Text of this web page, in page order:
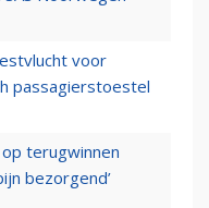
voor
passagierstoestel
terugwinnen
bezorgend’